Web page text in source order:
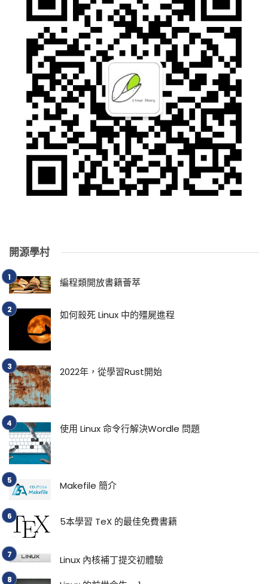
開源學村
編程類開放書籍薈萃
如何殺死 Linux 中的殭屍進程
2022年，從學習Rust開始
使用 Linux 命令行解決Wordle 問題
Makefile 簡介
5本學習 TeX 的最佳免費書籍
Linux 內核補丁提交初體驗